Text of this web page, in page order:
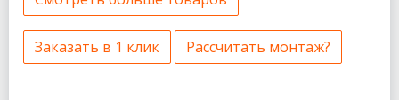
Заказать в 1 клик Рассчитать монтаж?